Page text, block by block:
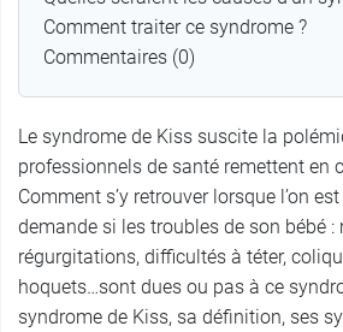
Comment traiter ce syndrome ?
Commentaires (0)
Le syndrome de Kiss suscite la
professionnels de santé remettent en
Comment s’y retrouver lorsque l’on
demande si les troubles de son bébé :
régurgitations, difficultés à téter,
hoquets…sont dues ou pas à ce
syndrome de Kiss, sa définition, ses